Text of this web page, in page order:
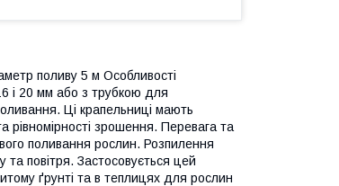
поливу 5 м Особливості
і 20 мм або з трубкою для
Ці крапельниці мають
рівномірності зрошення. Перевага та
поливання рослин. Розпилення
повітря. Застосовується цей
ґрунті та в теплицях для рослин